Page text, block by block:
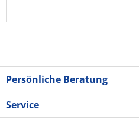
Persönliche Beratung
Service